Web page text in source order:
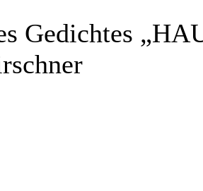
Gedichtes